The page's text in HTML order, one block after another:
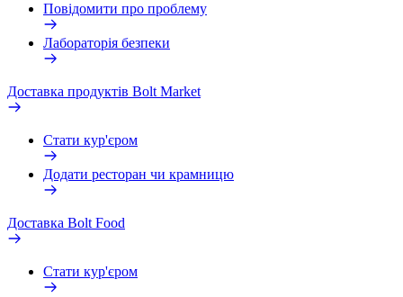
Повідомити про проблему
Лабораторія безпеки
Доставка продуктів Bolt Market
Стати кур'єром
Додати ресторан чи крамницю
Доставка Bolt Food
Стати кур'єром